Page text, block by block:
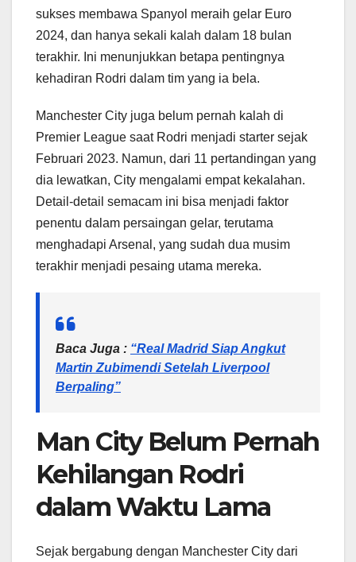
sukses membawa Spanyol meraih gelar Euro
2024, dan hanya sekali kalah dalam 18 bulan
terakhir. Ini menunjukkan betapa pentingnya
kehadiran Rodri dalam tim yang ia bela.
Manchester City juga belum pernah kalah di
Premier League saat Rodri menjadi starter sejak
Februari 2023. Namun, dari 11 pertandingan yang
dia lewatkan, City mengalami empat kekalahan.
Detail-detail semacam ini bisa menjadi faktor
penentu dalam persaingan gelar, terutama
menghadapi Arsenal, yang sudah dua musim
terakhir menjadi pesaing utama mereka.
Baca Juga : “Real Madrid Siap Angkut
Martin Zubimendi Setelah Liverpool
Berpaling”
Man City Belum Pernah
Kehilangan Rodri
dalam Waktu Lama
Sejak bergabung dengan Manchester City dari